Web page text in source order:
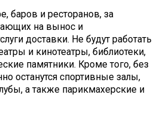
баров и ресторанов, за
на вынос и
доставки. Не будут работать
и кинотеатры, библиотеки,
памятники. Кроме того, без
останутся спортивные залы,
а также парикмахерские и